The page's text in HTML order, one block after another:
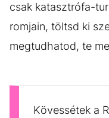
csak katasztrófa-
romjain, töltsd ki
megtudhatod, te
Kövessétek a